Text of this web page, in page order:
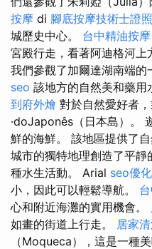
按摩 di 腳底按摩技術士證
城歷史中心。 台中精油按摩
宮殿行走，看著阿迪格河上
我們參觀了加爾達湖南端的
seo 該地方的自然美和藥用
到府外燴 對於自然愛好者
·doJaponês（日本島）。
鮮的海鮮。 該地區提供了
城市的獨特地理創造了平
種水生活動。 Arial seo優化
小，因此可以輕鬆導航。
心和附近海灘的實用機會。
如畫的街道上行走。 居家
（Moqueca），這是一種